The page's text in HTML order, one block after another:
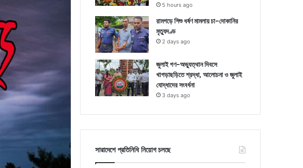
5 hours ago
রামগড়ে শিশু ধর্ষণ মামলায় চা-দোকানির
মৃত্যুদণ্ড
2 days ago
জুলাই গণ-অভ্যুত্থান দিবসে
খাগড়াছড়িতে শ্রদ্ধা, আলোচনা ও জুলাই
যোদ্ধাদের সংবর্ধনা
3 days ago
সারাদেশে প্রতিনিধি নিয়োগ চলছে